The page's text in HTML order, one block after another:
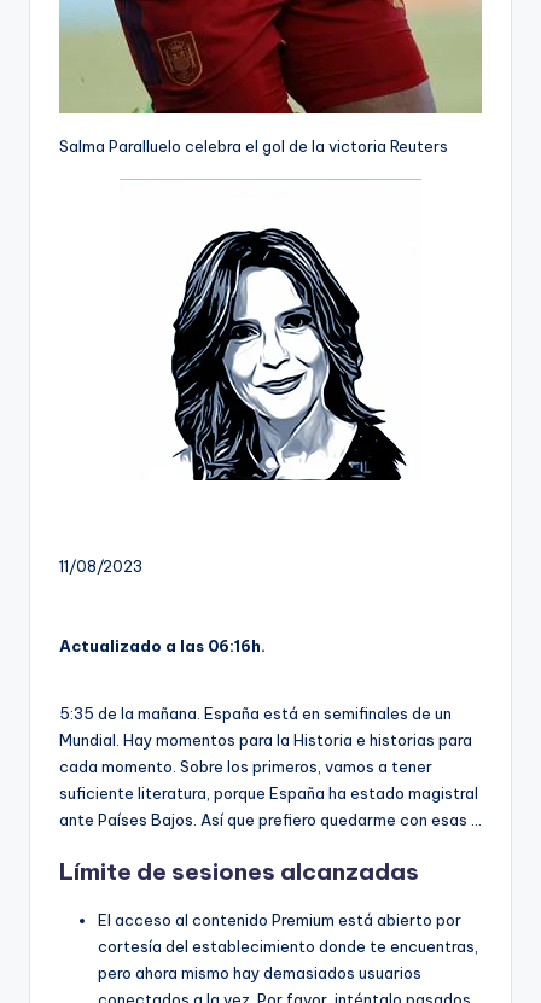
Salma Paralluelo celebra el gol de la victoria Reuters
11/08/2023
Actualizado a las 06:16h.
5:35 de la mañana. España está en semifinales de un
Mundial. Hay momentos para la Historia e historias para
cada momento. Sobre los primeros, vamos a tener
suficiente literatura, porque España ha estado magistral
ante Países Bajos. Así que prefiero quedarme con esas …
Límite de sesiones alcanzadas
El acceso al contenido Premium está abierto por
cortesía del establecimiento donde te encuentras,
pero ahora mismo hay demasiados usuarios